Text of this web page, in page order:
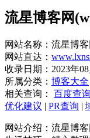
流星博客网
网站名称：流星博客
网站直达：
收录日期：2023年
所属分类： 博客大全
相关查询： 百度查询
优化建议 | PR查询 |
网站介绍：流星博